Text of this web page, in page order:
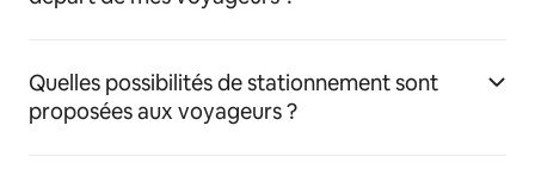
Quelles possibilités de stationnement sont
proposées aux voyageurs ?